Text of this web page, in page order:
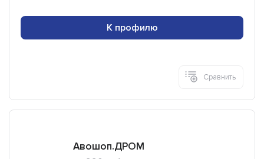
К профилю
Сравнить
Авошоп.ДРОМ